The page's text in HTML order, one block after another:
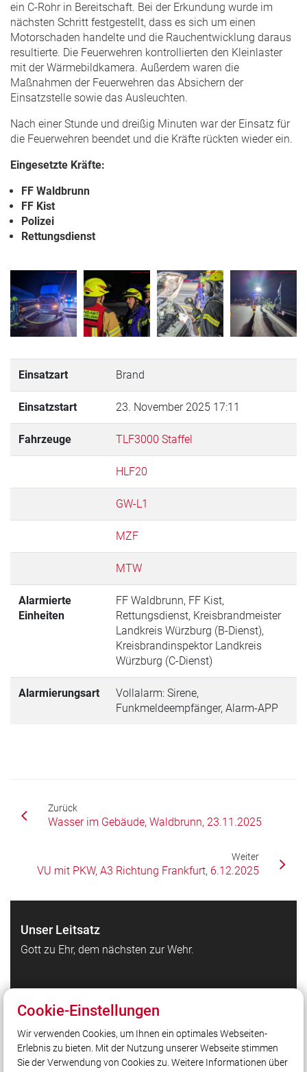
ein C-Rohr in Bereitschaft. Bei der Erkundung wurde im
nächsten Schritt festgestellt, dass es sich um einen
Motorschaden handelte und die Rauchentwicklung daraus
resultierte. Die Feuerwehren kontrollierten den Kleinlaster
mit der Wärmebildkamera. Außerdem waren die
Maßnahmen der Feuerwehren das Absichern der
Einsatzstelle sowie das Ausleuchten.
Nach einer Stunde und dreißig Minuten war der Einsatz für
die Feuerwehren beendet und die Kräfte rückten wieder ein.
Eingesetzte Kräfte:
FF Waldbrunn
FF Kist
Polizei
Rettungsdienst
Einsatzart Brand
Einsatzstart 23. November 2025 17:11
Fahrzeuge TLF3000 Staffel
HLF20
GW-L1
MZF
MTW
Alarmierte
Einheiten
FF Waldbrunn, FF Kist,
Rettungsdienst, Kreisbrandmeister
Landkreis Würzburg (B-Dienst),
Kreisbrandinspektor Landkreis
Würzburg (C-Dienst)
Alarmierungsart
Vollalarm: Sirene,
Funkmeldeempfänger, Alarm-APP
Zurück
Wasser im Gebäude, Waldbrunn, 23.11.2025
Weiter
VU mit PKW, A3 Richtung Frankfurt, 6.12.2025
Unser Leitsatz
Gott zu Ehr, dem nächsten zur Wehr.
Feuerwehr Waldbrunn auf Facebook
Feuerwehr Waldbrunn auf Instagram
Kreisfeuerwehrverband Würzburg
Cookie-Einstellungen
Wir verwenden Cookies, um Ihnen ein optimales Webseiten-
Erlebnis zu bieten. Mit der Nutzung unserer Webseite stimmen
Sie der Verwendung von Cookies zu. Weitere Informationen über